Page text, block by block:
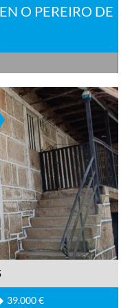
O PEREIRO DE
39.000 €